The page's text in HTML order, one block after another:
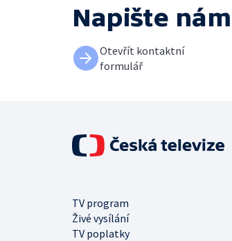
Napište nám
Otevřít kontaktní
formulář
TV program
Živé vysílání
TV poplatky